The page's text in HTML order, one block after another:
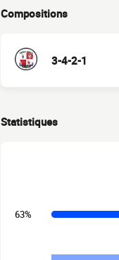
Compositions
3-4-2-1
Statistiques
63%